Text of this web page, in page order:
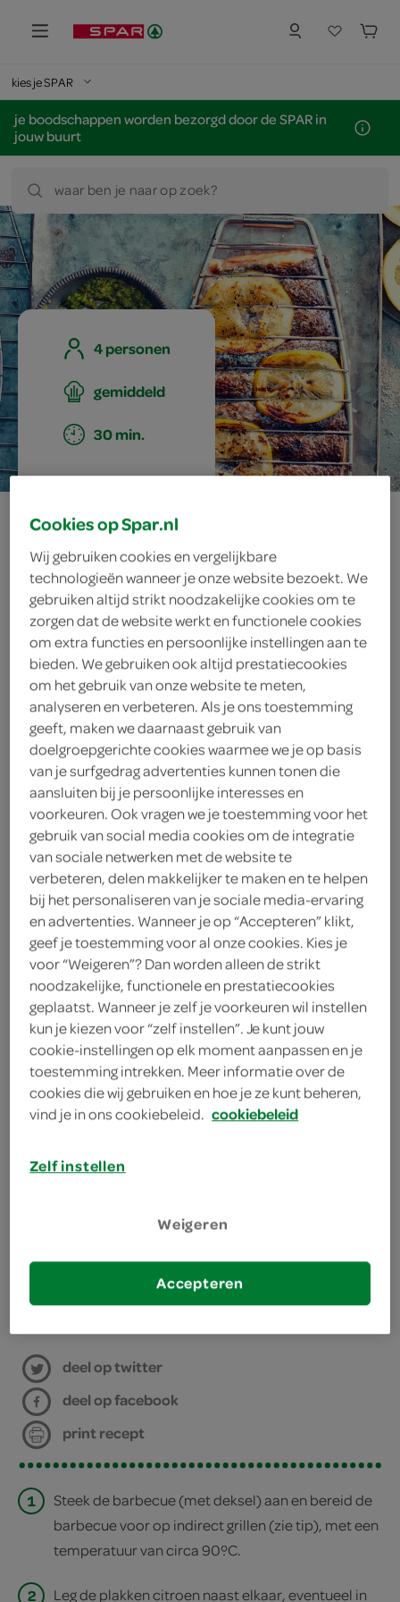
kies je SPAR
je boodschappen worden bezorgd door de SPAR in
jouw buurt
waar ben je naar op zoek?
4 personen
gemiddeld
30 min.
op citroen
gegaarde zalm
met salsa verde
ingrediënten
1 teentje knoflook
2 eetlepels kappertjes
6 eetlepels olijfolie
1 sjalot
1 bosje basilicum
1 bosje platte peterselie
2 grote citroenen
4 stukken zalmfilets
1 stuk zalmfilet
bereiden
deel op twitter
deel op facebook
print recept
1
Steek de barbecue (met deksel) aan en bereid de
barbecue voor op indirect grillen (zie tip), met een
temperatuur van circa 90ºC.
2 Leg de plakken citroen naast elkaar, eventueel in
Cookies op Spar.nl
Wij gebruiken cookies en vergelijkbare
technologieën wanneer je onze website bezoekt. We
gebruiken altijd strikt noodzakelijke cookies om te
zorgen dat de website werkt en functionele cookies
om extra functies en persoonlijke instellingen aan te
bieden. We gebruiken ook altijd prestatiecookies
om het gebruik van onze website te meten,
analyseren en verbeteren. Als je ons toestemming
geeft, maken we daarnaast gebruik van
doelgroepgerichte cookies waarmee we je op basis
van je surfgedrag advertenties kunnen tonen die
aansluiten bij je persoonlijke interesses en
voorkeuren. Ook vragen we je toestemming voor het
gebruik van social media cookies om de integratie
van sociale netwerken met de website te
verbeteren, delen makkelijker te maken en te helpen
bij het personaliseren van je sociale media-ervaring
en advertenties. Wanneer je op “Accepteren” klikt,
geef je toestemming voor al onze cookies. Kies je
voor “Weigeren”? Dan worden alleen de strikt
noodzakelijke, functionele en prestatiecookies
geplaatst. Wanneer je zelf je voorkeuren wil instellen
kun je kiezen voor “zelf instellen”. Je kunt jouw
cookie-instellingen op elk moment aanpassen en je
toestemming intrekken. Meer informatie over de
cookies die wij gebruiken en hoe je ze kunt beheren,
vind je in ons cookiebeleid. cookiebeleid
Zelf instellen
Weigeren
Accepteren